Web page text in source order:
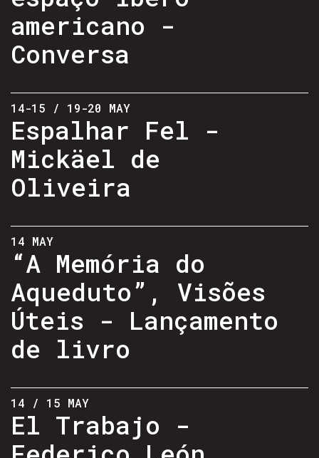
americano -
Conversa
14-15 / 19-20 MAY
Espalhar Fel -
Mickäel de
Oliveira
14 MAY
“A Memória do
Aqueduto”, Visões
Úteis - Lançamento
de livro
14 / 15 MAY
El Trabajo -